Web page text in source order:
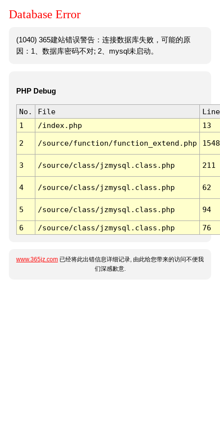
Database Error
(1040) 365建站错误警告：连接数据库失败，可能的原
因：1、数据库密码不对; 2、mysql未启动。
PHP Debug
No. File
Line
1
/index.php 13
2 /source/function/function_extend.php 1548
3 /source/class/jzmysql.class.php 211
4 /source/class/jzmysql.class.php 62
5 /source/class/jzmysql.class.php 94
6 /source/class/jzmysql.class.php 76
www.365jz.com 已经将此出错信息详细记录, 由此给您带来的访问不便我
们深感歉意.